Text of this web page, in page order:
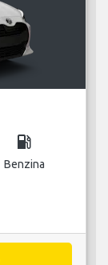
local_gas_station
Benzina